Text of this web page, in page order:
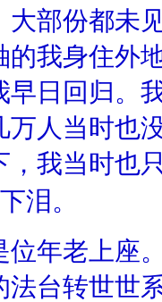
大部份都未
的我身住外
早日回归。
万人当时也
，我当时也
泪。
位年老上座
法台转世世